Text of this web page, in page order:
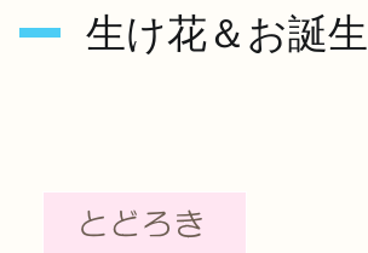
生け花＆お誕生